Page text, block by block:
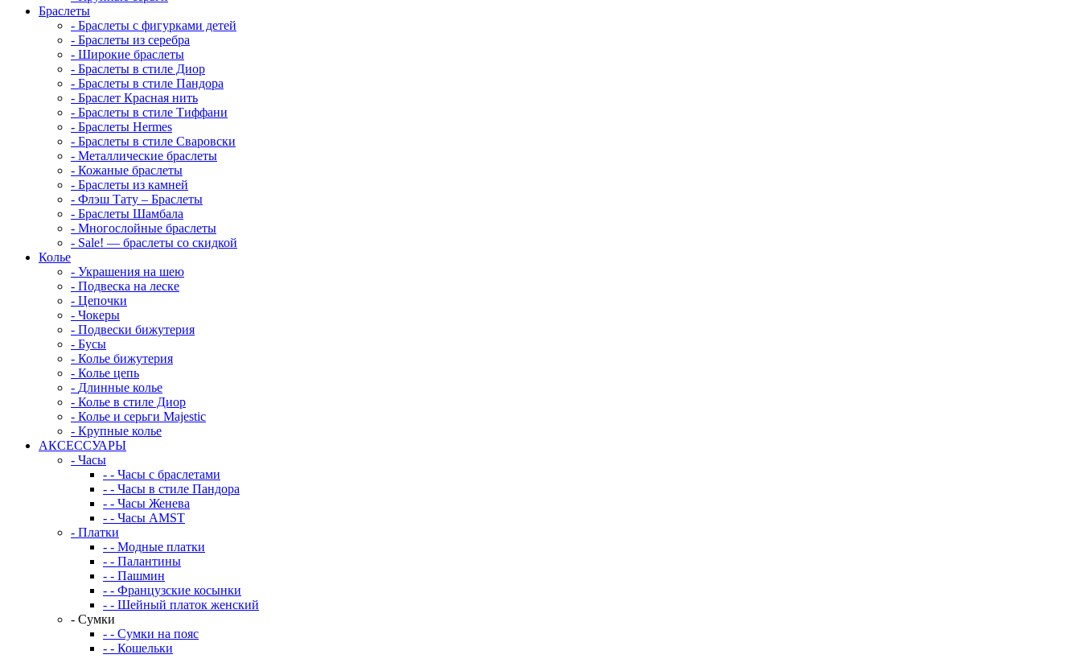
Браслеты
- Браслеты с фигурками детей
- Браслеты из серебра
- Широкие браслеты
- Браслеты в стиле Диор
- Браслеты в стиле Пандора
- Браслет Красная нить
- Браслеты в стиле Тиффани
- Браслеты Hermes
- Браслеты в стиле Сваровски
- Металлические браслеты
- Кожаные браслеты
- Браслеты из камней
- Флэш Тату – Браслеты
- Браслеты Шамбала
- Многослойные браслеты
- Sale! — браслеты со скидкой
Колье
- Украшения на шею
- Подвеска на леске
- Цепочки
- Чокеры
- Подвески бижутерия
- Бусы
- Колье бижутерия
- Колье цепь
- Длинные колье
- Колье в стиле Диор
- Колье и серьги Majestic
- Крупные колье
АКСЕССУАРЫ
- Часы
- - Часы с браслетами
- - Часы в стиле Пандора
- - Часы Женева
- - Часы AMST
- Платки
- - Модные платки
- - Палантины
- - Пашмин
- - Французские косынки
- - Шейный платок женский
- Сумки
- - Сумки на пояс
- - Кошельки